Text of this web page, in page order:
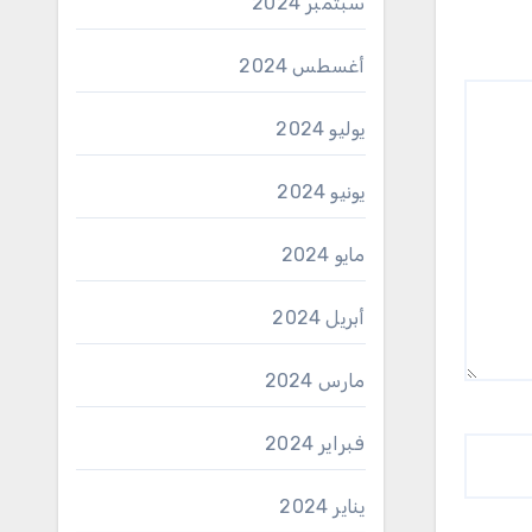
أغسطس 2024
يوليو 2024
يونيو 2024
مايو 2024
أبريل 2024
مارس 2024
فبراير 2024
يناير 2024